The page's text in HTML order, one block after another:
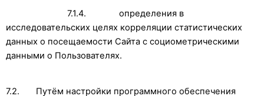
7.1.4. определения в
исследовательских целях корреляции статистических
данных о посещаемости Сайта с социометрическими
данными о Пользователях.
7.2. Путём настройки программного обеспечения